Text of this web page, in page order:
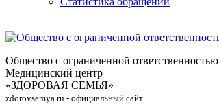
Общество с ограниченной ответственностью
Медицинский центр
«ЗДОРОВАЯ СЕМЬЯ»
zdorovsemya.ru - официальный сайт